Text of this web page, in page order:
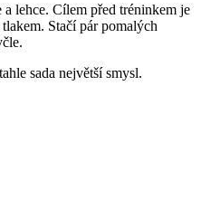
lehce. Cílem před tréninkem je
Stačí pár pomalých
sada největší smysl.